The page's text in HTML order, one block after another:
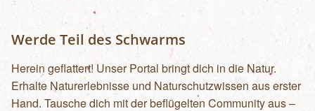
Werde Teil des Schwarms
Herein geflattert! Unser Portal bringt dich in die Natur.
Erhalte Naturerlebnisse und Naturschutzwissen aus erster
Hand. Tausche dich mit der beflügelten Community aus –